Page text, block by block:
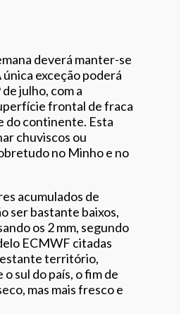
deverá manter-se
exceção poderá
julho, com a
frontal de fraca
do continente. Esta
chuviscos ou
no Minho e no
acumulados de
ser bastante baixos,
os 2 mm, segundo
ECMWF citadas
território,
sul do país, o fim de
mas mais fresco e